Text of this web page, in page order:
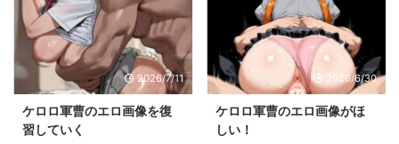
2026/7/11
ケロロ軍曹のエロ画像を復
習していく
2026/6/30
ケロロ軍曹のエロ画像がほ
しい！